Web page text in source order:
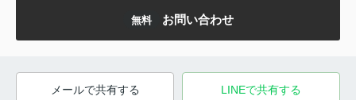
無料 お問い合わせ
メールで共有する LINEで共有する